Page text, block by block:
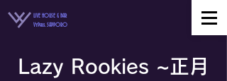
LIVE HOUSE & BAR
VyPass. SAPPORO
Lazy Rookies ~正月